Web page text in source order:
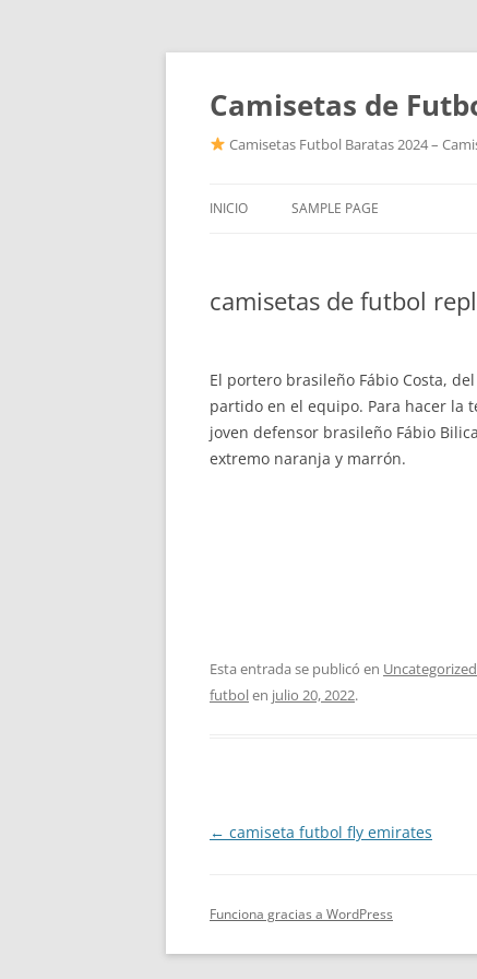
Camisetas de
Camisetas Futbol Baratas 2024 –
INICIO SAMPLE PAGE
camisetas de futbol
El portero brasileño Fábio Costa, del
partido en el equipo. Para hacer la
joven defensor brasileño Fábio
extremo naranja y marrón.
Esta entrada se publicó en Uncategorized
futbolen julio 20, 2022.
Navegación
← camiseta futbol fly emirates
Funciona gracias a WordPress